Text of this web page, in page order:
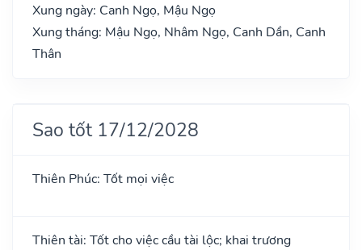
Xung ngày: Canh Ngọ, Mậu Ngọ
Xung tháng: Mậu Ngọ, Nhâm Ngọ, Canh Dần, Canh
Thân
Sao tốt 17/12/2028
Thiên Phúc: Tốt mọi việc
Thiên tài: Tốt cho việc cầu tài lộc; khai trương